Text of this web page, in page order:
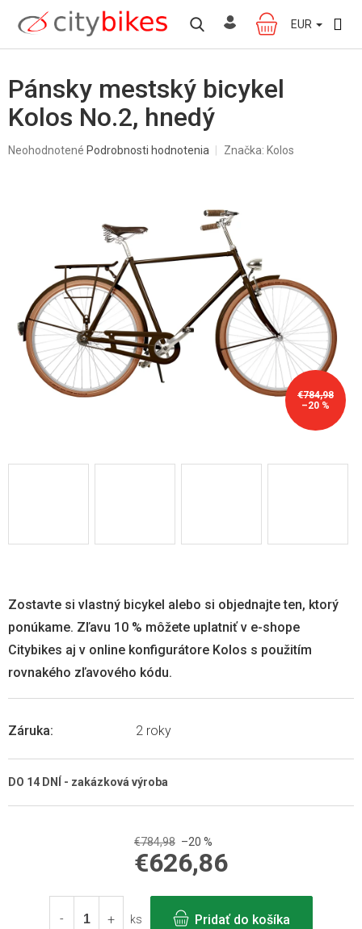
obsah
NÁKUPNÝ
KOŠÍK
EUR
Pánsky mestský bicykel
Kolos No.2, hnedý
Priemerné
Neohodnotené Podrobnosti hodnotenia Značka: Kolos
€784,98
–20 %
DO 14 DNÍ - zakázková výroba
Záruka: 2 roky
Zostavte si vlastný bicykel alebo si objednajte ten, ktorý
ponúkame. Zľavu 10 % môžete uplatniť v e-shope
Citybikes aj v online konfigurátore Kolos s použitím
rovnakého zľavového kódu.
€784,98 –20 %
€626,86
cena:
ks
Pridať do košíka